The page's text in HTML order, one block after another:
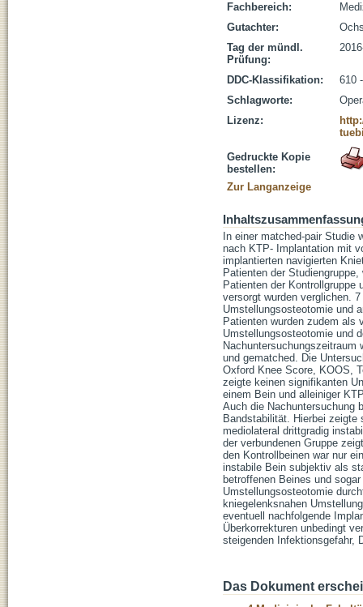
Fachbereich:
Gutachter:
Tag der mündl.
Prüfung:
DDC-Klassifikation:
610
Schlagworte:
Lizenz:
Gedruckte Kopie
bestellen:
Zur Langanzeige
In einer matched-pair Studie
nach KTP- Implantation mit
implantierten navigierten
Patienten der
Patienten der Kontrollgruppe
versorgt wurden verglichen.
Umstellungsosteotomie und
Patienten wurden zudem als
Umstellungsosteotomie und
Nachuntersuchungszeitraum
und gematched. Die
Oxford Knee Score, KOOS,
zeigte keinen signifikanten
einem Bein und alleiniger
Auch die Nachuntersuchung
Bandstabilität. Hierbei zeigte
mediolateral drittgradig
der verbundenen Gruppe
den Kontrollbeinen war nur
instabile Bein subjektiv als
betroffenen Beines und
Umstellungsosteotomie
kniegelenksnahen
eventuell nachfolgende
Überkorrekturen unbedingt
steigenden Infektionsgefahr,
Das Dokument